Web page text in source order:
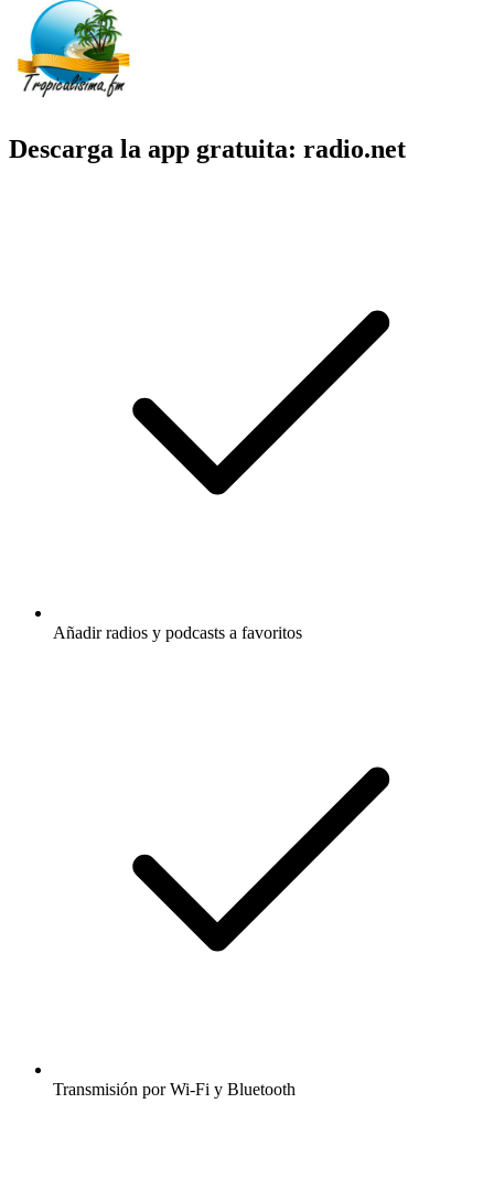
Descarga la app gratuita: radio.net
Añadir radios y podcasts a favoritos
Transmisión por Wi-Fi y Bluetooth